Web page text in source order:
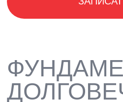
ПРОЦЕДУРА
3D-
ДИАГНОСТИКА